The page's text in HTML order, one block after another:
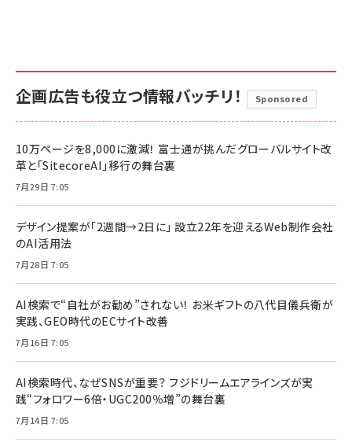
企画広告も役立つ情報バッチリ！ Sponsored
10万ページを8,000に激減！ 富士通が挑んだグローバルサイト改
革と「SitecoreAI」移行の舞台裏
7月29日 7:05
デザイン提案が「2週間→2日に」 設立22年を迎えるWeb制作会社
のAI活用法
7月28日 7:05
AI検索で“自社がお勧め”されない！ お米ギフトの八代目儀兵衛が
実践、GEO時代のECサイト改善
7月16日 7:05
AI検索時代、なぜSNSが重要？ フジドリームエアラインズが実
践“フォロワー6倍・UGC200％増”の舞台裏
7月14日 7:05